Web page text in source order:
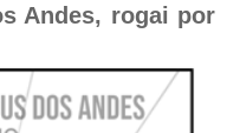
Andes, rogai por